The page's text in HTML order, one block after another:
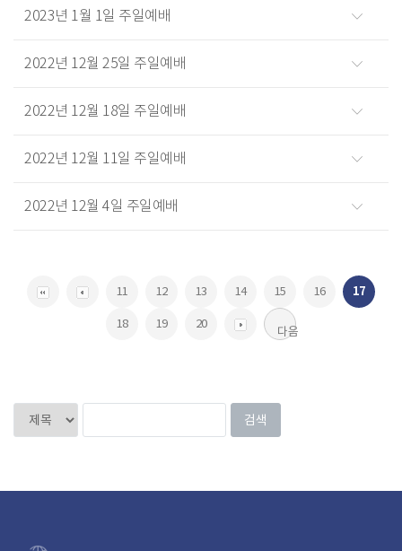
2023년 1월 1일 주일예배
2022년 12월 25일 주일예배
2022년 12월 18일 주일예배
2022년 12월 11일 주일예배
2022년 12월 4일 주일예배
11 12 13 14 15 16 17
18 19 20
다음